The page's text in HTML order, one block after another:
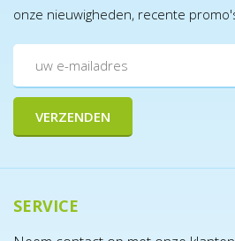
onze nieuwigheden, recente
SERVICE